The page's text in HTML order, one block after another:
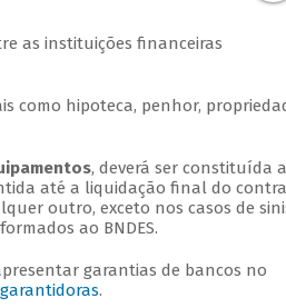
as instituições financeiras
como hipoteca, penhor,
, deverá ser constituída a
até a liquidação final do
outro, exceto nos casos de
ao BNDES.
garantias de bancos no
.